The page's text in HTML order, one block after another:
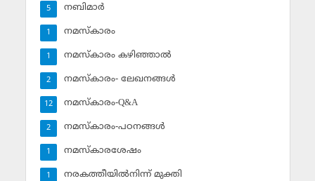
നബിമാര്‍
5
നമസ്‌കാരം
1
നമസ്‌കാരം കഴിഞ്ഞാല്‍
1
നമസ്‌കാരം- ലേഖനങ്ങള്‍
2
നമസ്‌കാരം-Q&A
12
നമസ്‌കാരം-പഠനങ്ങള്‍
2
നമസ്‌കാരശേഷം
1
നരകത്തീയില്‍നിന്ന് മുക്തി
1